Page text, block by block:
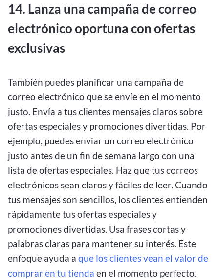
14. Lanza una campaña de correo
electrónico oportuna con ofertas
exclusivas
También puedes planificar una campaña de
correo electrónico que se envíe en el momento
justo. Envía a tus clientes mensajes claros sobre
ofertas especiales y promociones divertidas. Por
ejemplo, puedes enviar un correo electrónico
justo antes de un fin de semana largo con una
lista de ofertas especiales. Haz que tus correos
electrónicos sean claros y fáciles de leer. Cuando
tus mensajes son sencillos, los clientes entienden
rápidamente tus ofertas especiales y
promociones divertidas. Usa frases cortas y
palabras claras para mantener su interés. Este
enfoque ayuda a que los clientes vean el valor de
comprar en tu tienda en el momento perfecto.